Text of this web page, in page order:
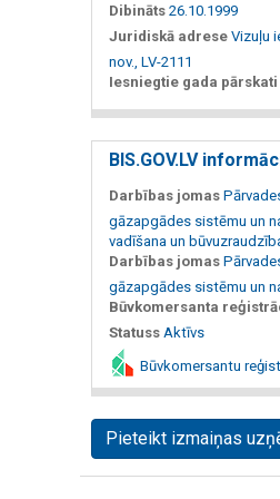
Dibināts 26.10.1999
Juridiskā adrese Vizuļu
nov., LV-2111
Iesniegtie gada pārskati
BIS.GOV.LV
Darbības jomas
gāzapgādes sistēmu un
vadīšana un
Darbības jomas
gāzapgādes sistēmu un
Būvkomersanta
Statuss Aktīvs
Būvkomersantu
Pieteikt izmaiņas